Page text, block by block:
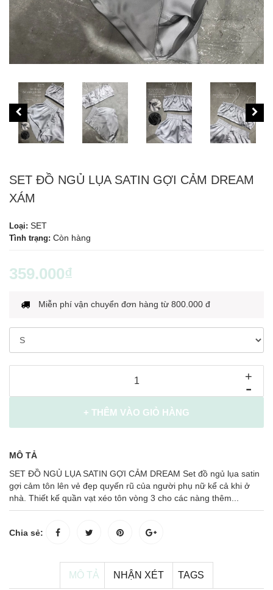
SET ĐỒ NGỦ LỤA SATIN GỢI CẢM DREAM
XÁM
Loại: SET
Tình trạng: Còn hàng
359.000₫
Miễn phí vận chuyển đơn hàng từ 800.000 đ
-
+
+ THÊM VÀO GIỎ HÀNG
MÔ TẢ
SET ĐỒ NGỦ LỤA SATIN GỢI CẢM DREAM Set đồ ngủ lụa satin
gợi cảm tôn lên vẻ đẹp quyến rũ của người phụ nữ kể cả khi ở
nhà. Thiết kế quần vạt xéo tôn vòng 3 cho các nàng thêm...
Chia sẻ:
MÔ TẢ NHẬN XÉT TAGS